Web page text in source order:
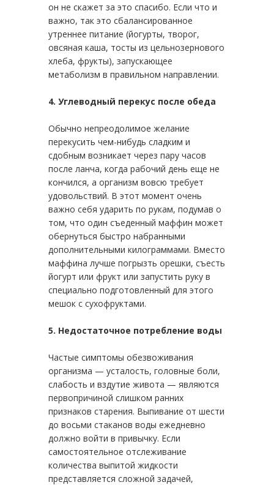
он не скажет за это спасибо. Если что и
важно, так это сбалансированное
утреннее питание (йогурты, творог,
овсяная каша, тосты из цельнозернового
хлеба, фрукты), запускающее
метаболизм в правильном направлении.
4. Углеводный перекус после обеда
Обычно непреодолимое желание
перекусить чем-нибудь сладким и
сдобным возникает через пару часов
после ланча, когда рабочий день еще не
кончился, а организм вовсю требует
удовольствий. В этот момент очень
важно себя ударить по рукам, подумав о
том, что один съеденный маффин может
обернуться быстро набранными
дополнительными килограммами. Вместо
маффина лучше погрызть орешки, съесть
йогурт или фрукт или запустить руку в
специально подготовленный для этого
мешок с сухофруктами.
5. Недостаточное потребление воды
Частые симптомы обезвоживания
организма — усталость, головные боли,
слабость и вздутие живота — являются
первопричиной слишком ранних
признаков старения. Выпивание от шести
до восьми стаканов воды ежедневно
должно войти в привычку. Если
самостоятельное отслеживание
количества выпитой жидкости
представляется сложной задачей,